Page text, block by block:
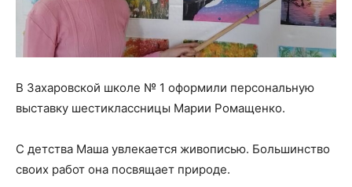
В Захаровской школе № 1 оформили персональную
выставку шестиклассницы Марии Ромащенко.
С детства Маша увлекается живописью. Большинство
своих работ она посвящает природе.